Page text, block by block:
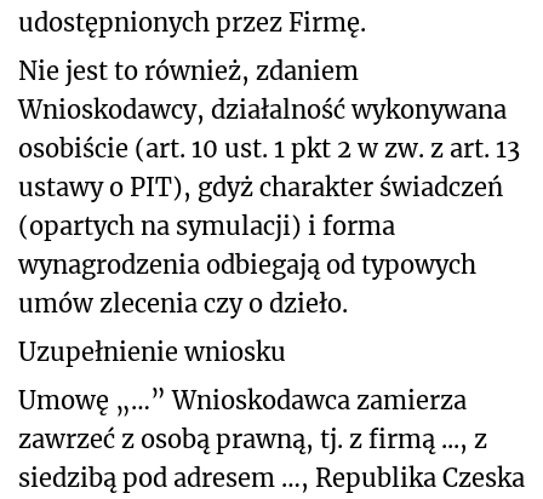
udostępnionych przez Firmę.
Nie jest to również, zdaniem
Wnioskodawcy, działalność wykonywana
osobiście (art. 10 ust. 1 pkt 2 w zw. z art. 13
ustawy o PIT), gdyż charakter świadczeń
(opartych na symulacji) i forma
wynagrodzenia odbiegają od typowych
umów zlecenia czy o dzieło.
Uzupełnienie wniosku
Umowę „…” Wnioskodawca zamierza
zawrzeć z osobą prawną, tj. z firmą ..., z
siedzibą pod adresem …, Republika Czeska